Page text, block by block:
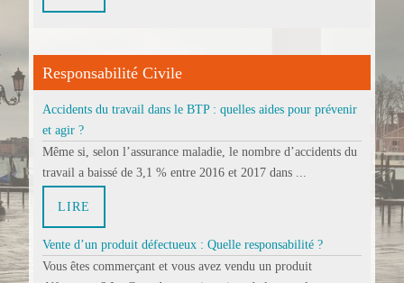
Responsabilité Civile
Accidents du travail dans le BTP : quelles aides pour prévenir
et agir ?
Même si, selon l’assurance maladie, le nombre d’accidents du
travail a baissé de 3,1 % entre 2016 et 2017 dans ...
LIRE
Vente d’un produit défectueux : Quelle responsabilité ?
Vous êtes commerçant et vous avez vendu un produit